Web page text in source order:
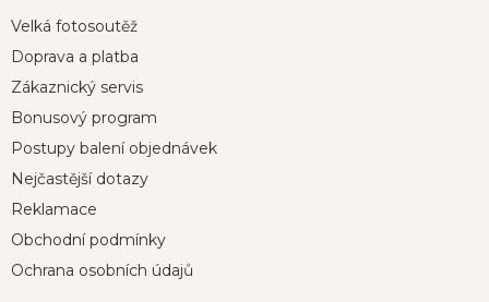
Velká fotosoutěž
Doprava a platba
Zákaznický servis
Bonusový program
Postupy balení objednávek
Nejčastější dotazy
Reklamace
Obchodní podmínky
Ochrana osobních údajů